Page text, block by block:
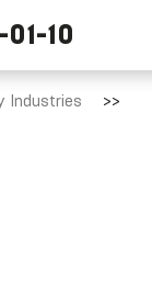
10
Industries